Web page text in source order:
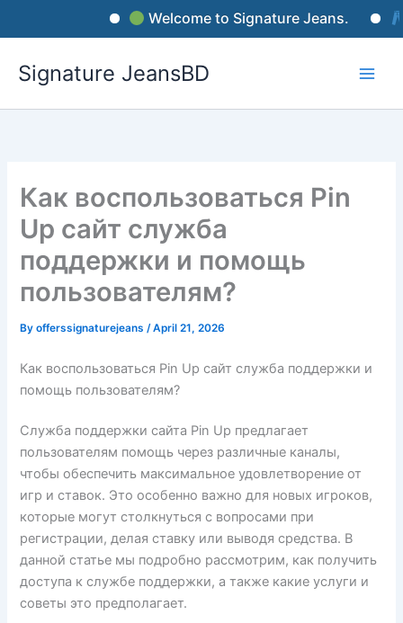
Welcome to Signature Jeans.
Signature JeansBD
Как воспользоваться Pin
Up сайт служба
поддержки и помощь
пользователям?
Byofferssignaturejeans/April 21, 2026
Как воспользоваться Pin Up сайт служба поддержки и
помощь пользователям?
Служба поддержки сайта Pin Up предлагает
пользователям помощь через различные каналы,
чтобы обеспечить максимальное удовлетворение от
игр и ставок. Это особенно важно для новых игроков,
которые могут столкнуться с вопросами при
регистрации, делая ставку или выводя средства. В
данной статье мы подробно рассмотрим, как получить
доступа к службе поддержки, а также какие услуги и
советы это предполагает.